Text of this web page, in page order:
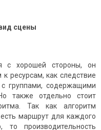
сцены
с хорошей стороны, он
ресурсам, как следствие
группами, содержащими
также отдельно стоит
Так как алгоритм
маршрут для каждого
то производительность